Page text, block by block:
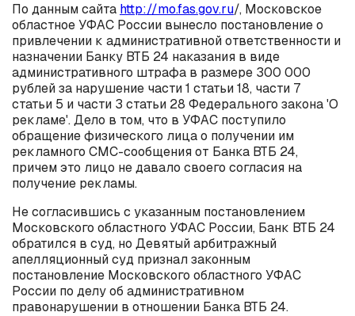
По данным сайта http://mo.fas.gov.ru/, Московское
областное УФАС России вынесло постановление о
привлечении к административной ответственности и
назначении Банку ВТБ 24 наказания в виде
административного штрафа в размере 300 000
рублей за нарушение части 1 статьи 18, части 7
статьи 5 и части 3 статьи 28 Федерального закона 'О
рекламе'. Дело в том, что в УФАС поступило
обращение физического лица о получении им
рекламного СМС-сообщения от Банка ВТБ 24,
причем это лицо не давало своего согласия на
получение рекламы.
Не согласившись с указанным постановлением
Московского областного УФАС России, Банк ВТБ 24
обратился в суд, но Девятый арбитражный
апелляционный суд признал законным
постановление Московского областного УФАС
России по делу об административном
правонарушении в отношении Банка ВТБ 24.